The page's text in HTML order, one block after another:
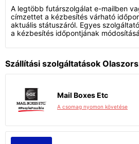
A legtöbb futárszolgálat e-mailben
címzettet a kézbesítés várható
aktuális státuszáról. Egyes
a kézbesítés időpontjának
Szállítási szolgáltatások
Mail Boxes Etc
A csomag nyomon követése